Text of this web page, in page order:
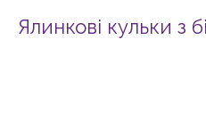
Ялинкові кульки з